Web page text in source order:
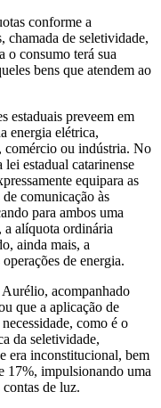
conforme a
chamada de seletividade,
o consumo terá sua
bens que atendem ao
estaduais preveem em
energia elétrica,
comércio ou indústria. No
estadual catarinense
equipara as
comunicação às
para ambos uma
alíquota ordinária
ainda mais, a
de energia.
acompanhado
que a aplicação de
como é o
da seletividade,
era inconstitucional, bem
17%, impulsionando uma
de luz.